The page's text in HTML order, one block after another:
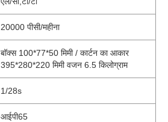
20000 पीसी/महीना
बॉक्स 100*77*50 मिमी / कार्टन का आकार
395*280*220 मिमी वजन 6.5 किलोग्राम
1/28s
आईपी65